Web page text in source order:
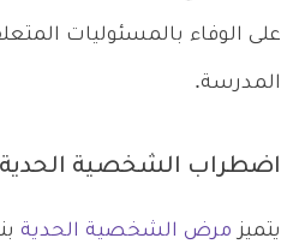
على الوفاء بالمسئوليات
المدرسة.
اضطراب الشخصية الحدية
يتميز مرض الشخصية الحدية